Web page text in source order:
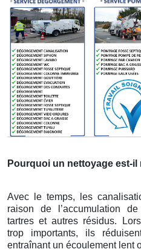
Pourquoi un nettoyage est-
Avec le temps, les
raison de l’accumulation
tartres et autres résidus.
trop importants, ils
entraînant un écoulement lent